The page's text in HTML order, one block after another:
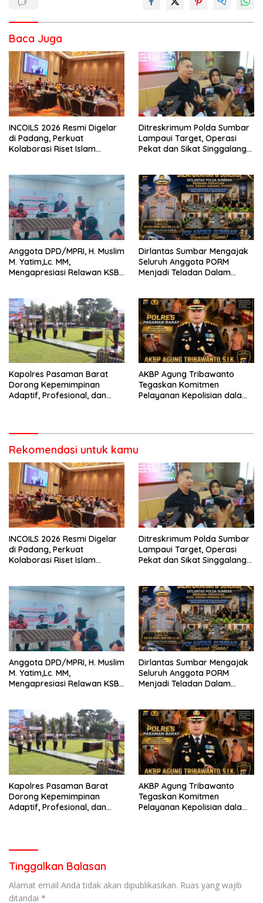
Baca Juga
INCOILS 2026 Resmi Digelar
di Padang, Perkuat
Kolaborasi Riset Islam
Ditreskrimum Polda Sumbar
Lampaui Target, Operasi
Pekat dan Sikat Singgalang
Anggota DPD/MPRI, H. Muslim
M. Yatim,Lc. MM,
Mengapresiasi Relawan KSB
Bencana
Dirlantas Sumbar Mengajak
Seluruh Anggota PORM
Menjadi Teladan Dalam
Perlengkapan Keselamatan
Berkendara
Kapolres Pasaman Barat
Dorong Kepemimpinan
Adaptif, Profesional, dan
AKBP Agung Tribawanto
Tegaskan Komitmen
Pelayanan Kepolisian dalam
Rekomendasi untuk kamu
INCOILS 2026 Resmi Digelar
di Padang, Perkuat
Kolaborasi Riset Islam
Ditreskrimum Polda Sumbar
Lampaui Target, Operasi
Pekat dan Sikat Singgalang
Anggota DPD/MPRI, H. Muslim
M. Yatim,Lc. MM,
Mengapresiasi Relawan KSB
Bencana
Dirlantas Sumbar Mengajak
Seluruh Anggota PORM
Menjadi Teladan Dalam
Perlengkapan Keselamatan
Berkendara
Kapolres Pasaman Barat
Dorong Kepemimpinan
Adaptif, Profesional, dan
AKBP Agung Tribawanto
Tegaskan Komitmen
Pelayanan Kepolisian dalam
Tinggalkan Balasan
Alamat email Anda tidak akan dipublikasikan. Ruas yang wajib
ditandai *